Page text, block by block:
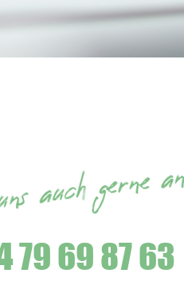
79 69 87 63